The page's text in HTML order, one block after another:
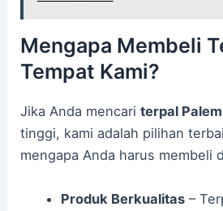
Mengapa Membeli
Tempat Kami?
Jika Anda mencariterpal
tinggi, kami adalah pilihan
mengapa Anda harus membeli
Produk Berkualitas–